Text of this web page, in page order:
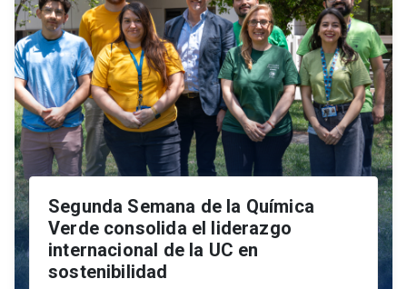
Segunda Semana de la Química
Verde consolida el liderazgo
internacional de la UC en
sostenibilidad